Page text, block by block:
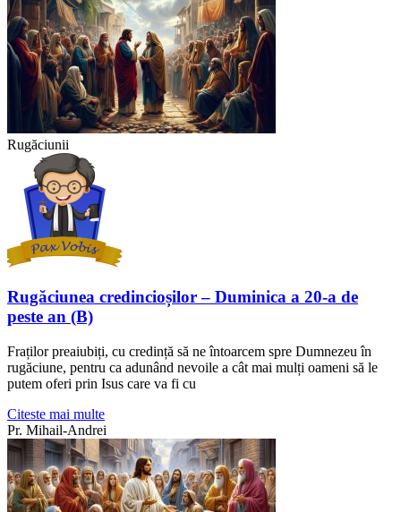
Rugăciunii
Rugăciunea credincioșilor – Duminica a 20-a de
peste an (B)
Fraților preaiubiți, cu credință să ne întoarcem spre Dumnezeu în
rugăciune, pentru ca adunând nevoile a cât mai mulți oameni să le
putem oferi prin Isus care va fi cu
Citeste mai multe
Pr. Mihail-Andrei